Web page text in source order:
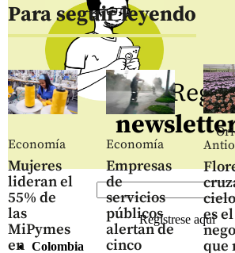
Para seguir leyendo
Economía
Mujeres
lideran el
55% de
las
MiPymes
en
Economía
Empresas
de
servicios
públicos
alertan de
cinco
es el
que
Regístrese aquí
Colombia